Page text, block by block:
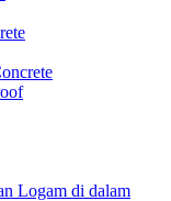
Logam di dalam